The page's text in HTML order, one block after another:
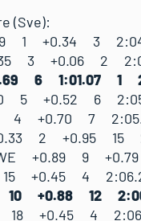
(Sve):
1 +0.34 3
3 +0.06 2
6 1:01.07 1
5 +0.52 6
4 +0.70 7
+0.33 2 +0.95 15
SWE +0.89 9
15 +0.45 4
10 +0.88 12
18 +0.45 4